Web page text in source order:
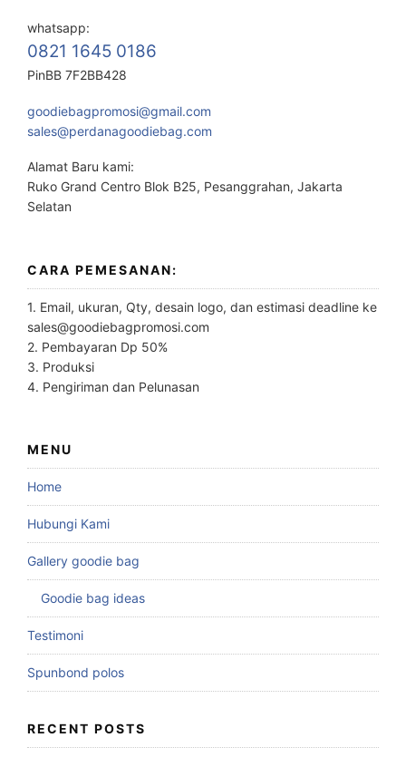
whatsapp:
0821 1645 0186
PinBB 7F2BB428
goodiebagpromosi@gmail.com
sales@perdanagoodiebag.com
Alamat Baru kami:
Ruko Grand Centro Blok B25, Pesanggrahan, Jakarta
Selatan
CARA PEMESANAN:
1. Email, ukuran, Qty, desain logo, dan estimasi deadline ke
sales@goodiebagpromosi.com
2. Pembayaran Dp 50%
3. Produksi
4. Pengiriman dan Pelunasan
MENU
Home
Hubungi Kami
Gallery goodie bag
Goodie bag ideas
Testimoni
Spunbond polos
RECENT POSTS